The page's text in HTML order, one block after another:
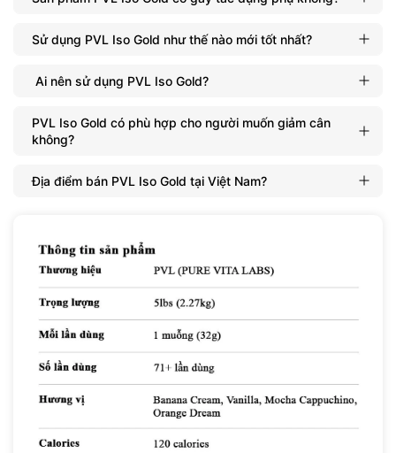
Thương hiệu: PVL
Sử dụng PVL Iso Gold như thế nào mới tốt nhất?
Ai nên sử dụng PVL Iso Gold?
PVL Iso Gold có phù hợp cho người muốn giảm cân
không?
Địa điểm bán PVL Iso Gold tại Việt Nam?